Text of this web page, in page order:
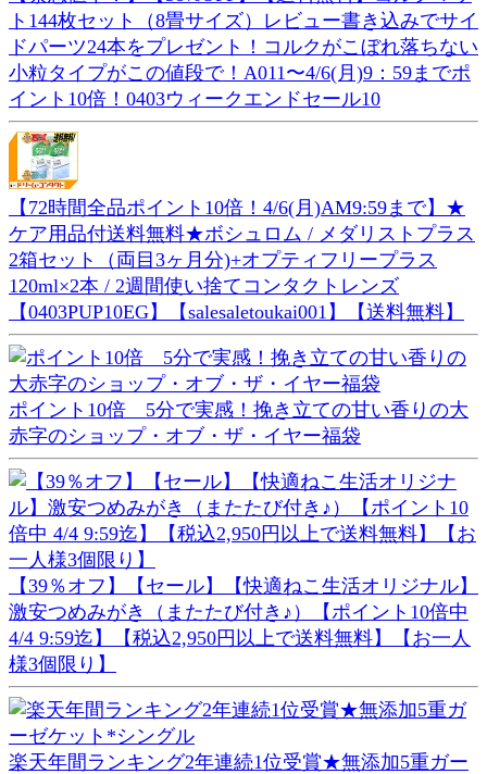
ト144枚セット（8畳サイズ）レビュー書き込みでサイ
ドパーツ24本をプレゼント！コルクがこぼれ落ちない
小粒タイプがこの値段で！A011〜4/6(月)9：59までポ
イント10倍！0403ウィークエンドセール10
【72時間全品ポイント10倍！4/6(月)AM9:59まで】★
ケア用品付送料無料★ボシュロム / メダリストプラス
2箱セット（両目3ヶ月分)+オプティフリープラス
120ml×2本 / 2週間使い捨てコンタクトレンズ
【0403PUP10EG】【salesaletoukai001】【送料無料】
ポイント10倍 5分で実感！挽き立ての甘い香りの大
赤字のショップ・オブ・ザ・イヤー福袋
【39％オフ】【セール】【快適ねこ生活オリジナル】
激安つめみがき（またたび付き♪）【ポイント10倍中
4/4 9:59迄】【税込2,950円以上で送料無料】【お一人
様3個限り】
楽天年間ランキング2年連続1位受賞★無添加5重ガー